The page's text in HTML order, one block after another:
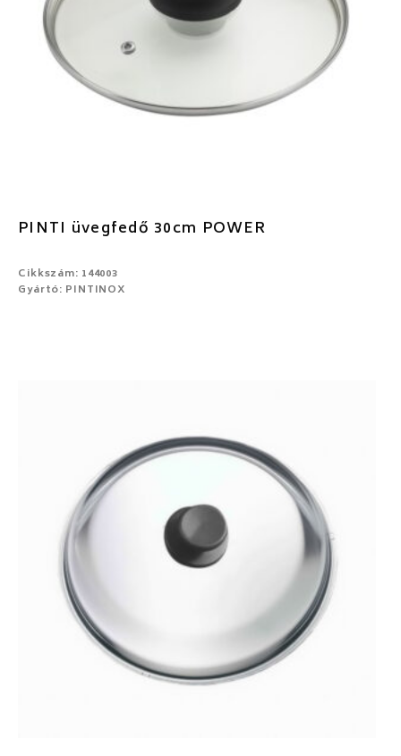
PINTI üvegfedő 30cm POWER
Cikkszám: 144003
Gyártó: PINTINOX